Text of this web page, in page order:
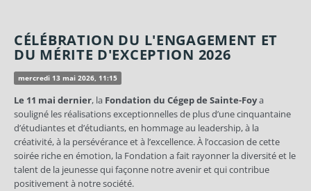
CÉLÉBRATION DU L'ENGAGEMENT ET
DU MÉRITE D'EXCEPTION 2026
mercredi 13 mai 2026, 11:15
Le 11 mai dernier, la Fondation du Cégep de Sainte-Foya
souligné les réalisations exceptionnelles de plus d’une cinquantaine
d’étudiantes et d’étudiants, en hommage au leadership, à la
créativité, à la persévérance et à l’excellence. À l’occasion de cette
soirée riche en émotion, la Fondation a fait rayonner la diversité et le
talent de la jeunesse qui façonne notre avenir et qui contribue
positivement à notre société.